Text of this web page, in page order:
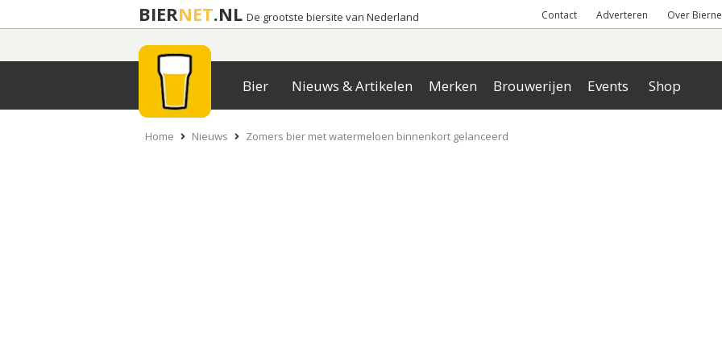
BIERNET.NL De grootste biersite van Nederland Contact Adverteren Over
Bier Nieuws & Artikelen Merken Brouwerijen Events Shop
Home Nieuws Zomers bier met watermeloen binnenkort gelanceerd